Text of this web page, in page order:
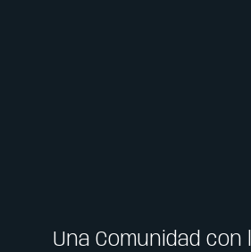
Una Comunidad con